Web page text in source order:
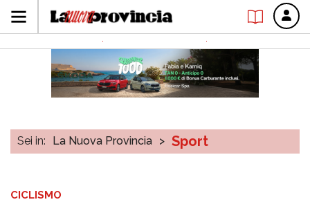
Sei in: La Nuova Provincia > Sport
CICLISMO